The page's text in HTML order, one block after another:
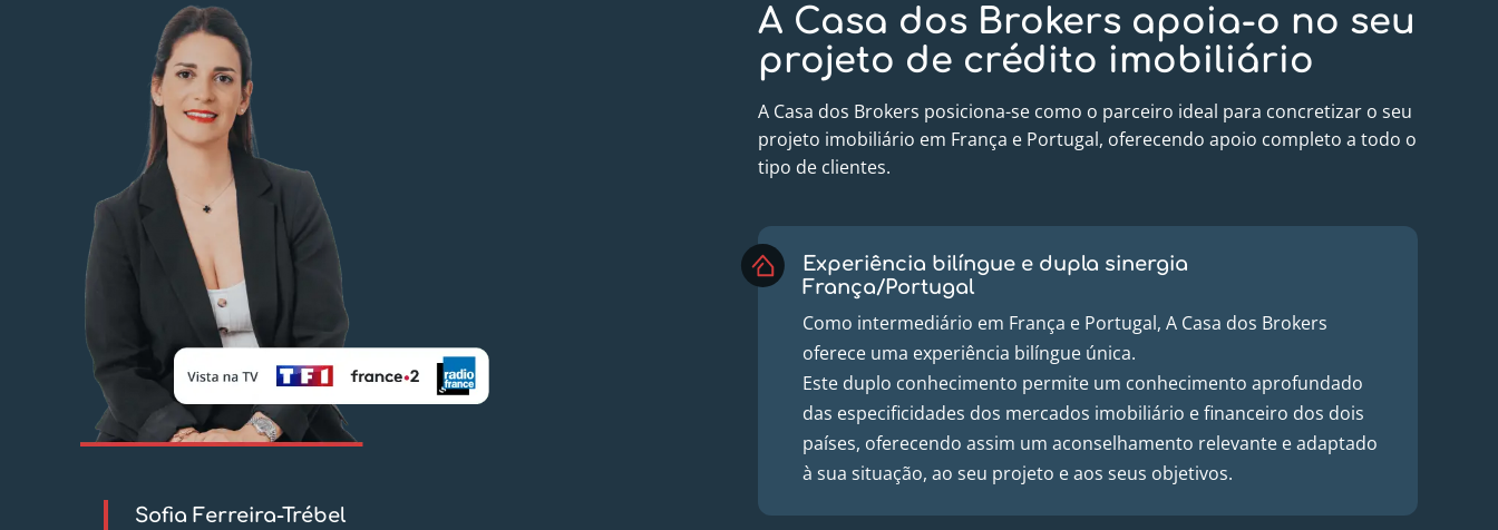
Sofia Ferreira-Trébel
A Casa dos Brokers apoia-o no seu
projeto de crédito imobiliário
A Casa dos Brokers posiciona-se como o parceiro ideal para concretizar o seu
projeto imobiliário em França e Portugal, oferecendo apoio completo a todo o
tipo de clientes.
Experiência bilíngue e dupla sinergia
França/Portugal
Como intermediário em França e Portugal, A Casa dos Brokers
oferece uma experiência bilíngue única.
Este duplo conhecimento permite um conhecimento aprofundado
das especificidades dos mercados imobiliário e financeiro dos dois
países, oferecendo assim um aconselhamento relevante e adaptado
à sua situação, ao seu projeto e aos seus objetivos.